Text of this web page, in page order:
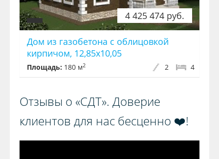
4 425 474 руб.
Дом из газобетона с облицовкой
кирпичом, 12,85x10,05
Площадь: 180 м2 4
2
Отзывы о «СДТ». Доверие
клиентов для нас бесценно ❤️!